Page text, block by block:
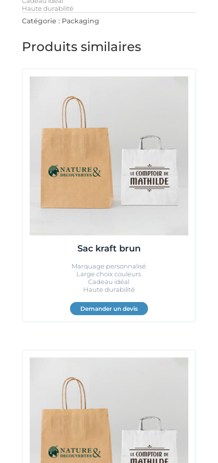
Haute durabilité
Catégorie : Packaging
Produits similaires
Sac kraft brun
Marquage personnalisé
Large choix couleurs
Cadeau idéal
Haute durabilité
Demander un devis